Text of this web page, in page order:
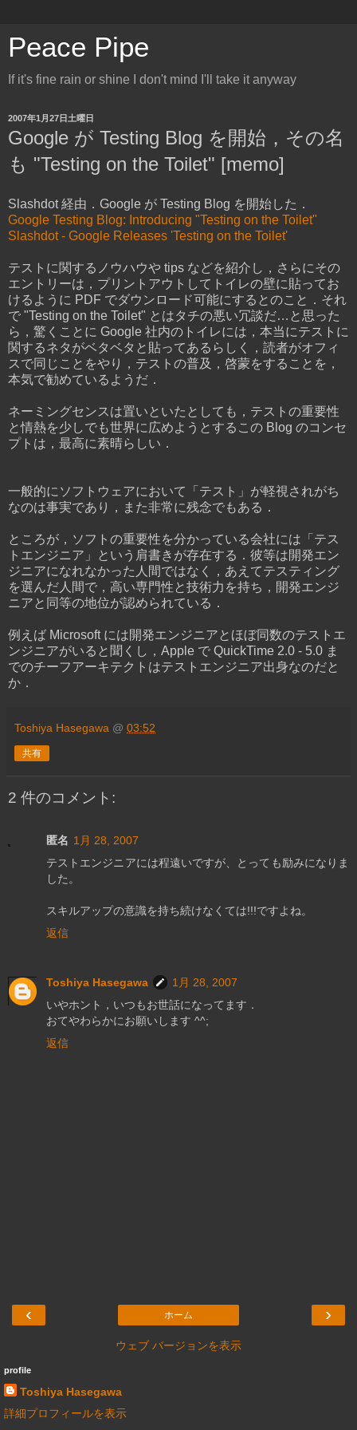
Peace Pipe
If it's fine rain or shine I don't mind I'll take it anyway
2007年1月27日土曜日
Google が Testing Blog を開始，その名
も "Testing on the Toilet" [memo]
Slashdot 経由．Google が Testing Blog を開始した．
Google Testing Blog: Introducing "Testing on the Toilet"
Slashdot - Google Releases 'Testing on the Toilet'
テストに関するノウハウや tips などを紹介し，さらにその
エントリーは，プリントアウトしてトイレの壁に貼ってお
けるように PDF でダウンロード可能にするとのこと．それ
で "Testing on the Toilet" とはタチの悪い冗談だ…と思った
ら，驚くことに Google 社内のトイレには，本当にテストに
関するネタがベタベタと貼ってあるらしく，読者がオフィ
スで同じことをやり，テストの普及，啓蒙をすることを，
本気で勧めているようだ．
ネーミングセンスは置いといたとしても，テストの重要性
と情熱を少しでも世界に広めようとするこの Blog のコンセ
プトは，最高に素晴らしい．
一般的にソフトウェアにおいて「テスト」が軽視されがち
なのは事実であり，また非常に残念でもある．
ところが，ソフトの重要性を分かっている会社には「テス
トエンジニア」という肩書きが存在する．彼等は開発エン
ジニアになれなかった人間ではなく，あえてテスティング
を選んだ人間で，高い専門性と技術力を持ち，開発エンジ
ニアと同等の地位が認められている．
例えば Microsoft には開発エンジニアとほぼ同数のテストエ
ンジニアがいると聞くし，Apple で QuickTime 2.0 - 5.0 ま
でのチーフアーキテクトはテストエンジニア出身なのだと
か．
Toshiya Hasegawa @ 03:52
共有
2 件のコメント:
匿名 1月 28, 2007
テストエンジニアには程遠いですが、とっても励みになりま
した。
スキルアップの意識を持ち続けなくては!!!ですよね。
返信
Toshiya Hasegawa
1月 28, 2007
いやホント，いつもお世話になってます．
おてやわらかにお願いします ^^;
返信
‹ ›
ホーム
ウェブ バージョンを表示
profile
Toshiya Hasegawa
詳細プロフィールを表示